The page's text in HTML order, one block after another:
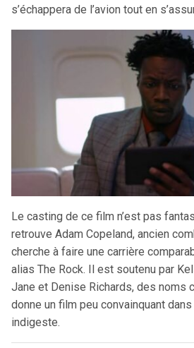
s’échappera de l’avion tout en
Le casting de ce film n’est pas
retrouve Adam Copeland, ancien
cherche à faire une carrière
alias The Rock. Il est soutenu par
Jane et Denise Richards, des noms
donne un film peu convainquant
indigeste.